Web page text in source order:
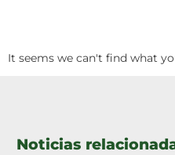
It seems we can't find what
Noticias